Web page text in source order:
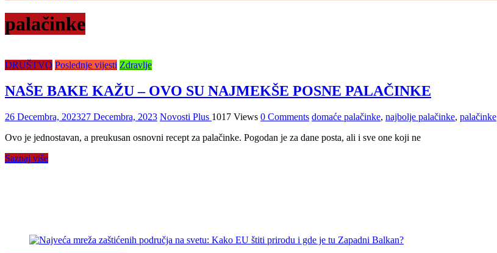
palačinke
DRUŠTVO Poslednje vijesti Zdravlje
NAŠE BAKE KAŽU – OVO SU NAJMEKŠE POSNE PALAČINKE
26 Decembra, 202327 Decembra, 2023 Novosti Plus 1017 Views 0 Comments domaće palačinke, najbolje palačinke, palačinke
Ovo je jednostavan, a preukusan osnovni recept za palačinke. Pogodan je za dane posta, ali i sve one koji ne
Saznaj više